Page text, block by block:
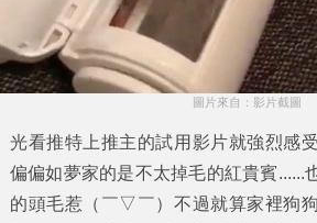
圖片來自：影片截圖
光看推特上推主的試用影片就強烈感
偏偏如夢家的是不太掉毛的紅貴賓......
的頭毛惹（￣▽￣）不過就算家裡狗